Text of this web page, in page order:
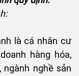
là cá nhân cư
hàng hóa,
nghề sản